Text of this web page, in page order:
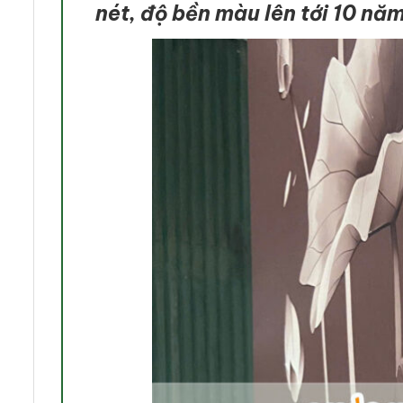
nét, độ bền màu lên tới 10